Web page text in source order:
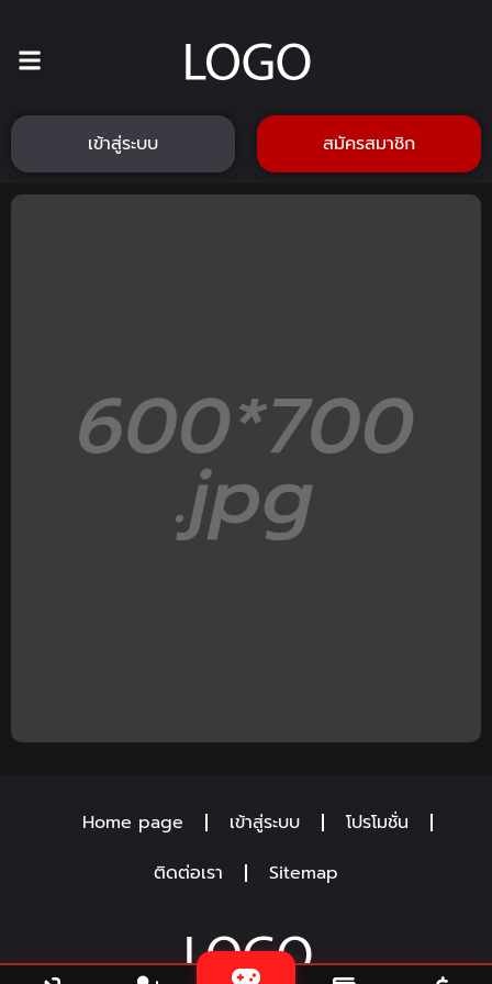
เข้าสู่ระบบ สมัครสมาชิก
Home page เข้าสู่ระบบ
โปรโมชั่น
ติดต่อเรา
Sitemap